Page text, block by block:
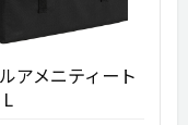
アメニティート